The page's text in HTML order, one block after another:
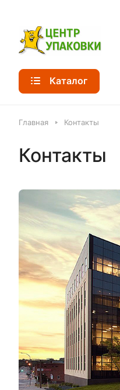
Каталог
Главная Контакты
Контакты